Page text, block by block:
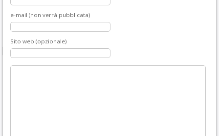
e-mail (non verrà pubblicata)
Sito web (opzionale)